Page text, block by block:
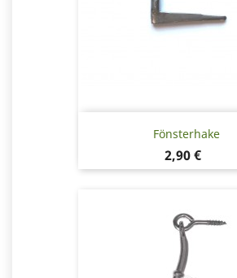
Fönsterhake
Pris
2,90 €